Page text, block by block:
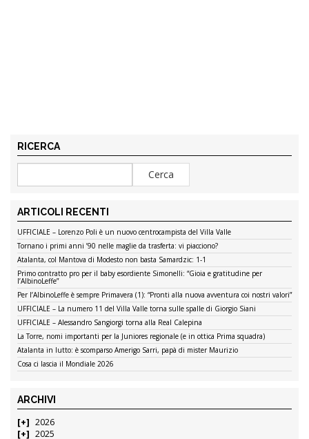
RICERCA
ARTICOLI RECENTI
UFFICIALE – Lorenzo Poli è un nuovo centrocampista del Villa Valle
Tornano i primi anni ’90 nelle maglie da trasferta: vi piacciono?
Atalanta, col Mantova di Modesto non basta Samardzic: 1-1
Primo contratto pro per il baby esordiente Simonelli: “Gioia e gratitudine per
l’AlbinoLeffe”
Per l’AlbinoLeffe è sempre Primavera (1): “Pronti alla nuova avventura coi nostri valori”
UFFICIALE – La numero 11 del Villa Valle torna sulle spalle di Giorgio Siani
UFFICIALE – Alessandro Sangiorgi torna alla Real Calepina
La Torre, nomi importanti per la Juniores regionale (e in ottica Prima squadra)
Atalanta in lutto: è scomparso Amerigo Sarri, papà di mister Maurizio
Cosa ci lascia il Mondiale 2026
ARCHIVI
2026
2025